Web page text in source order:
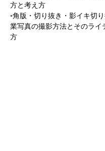
方と考え方
◦角版・切り抜き・影イキ切
業写真の撮影方法とそのライ
方